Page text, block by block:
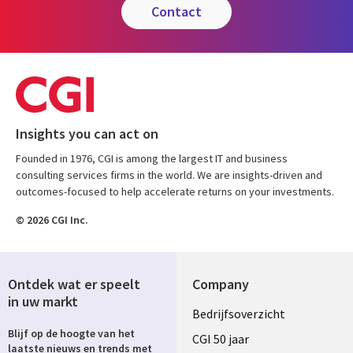
contact
Insights you can act on
Founded in 1976, CGI is among the largest IT and business
consulting services firms in the world. We are insights-driven and
outcomes-focused to help accelerate returns on your investments.
© 2026 CGI Inc.
Company
Useful
links
Bedrijfsoverzicht
CGI 50 jaar
Ontdek wat er speelt
in uw markt
Blijf op de hoogte van het
laatste nieuws en trends met